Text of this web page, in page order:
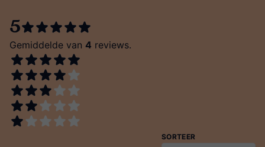
5
Gemiddelde van 4 reviews.
SORTEER